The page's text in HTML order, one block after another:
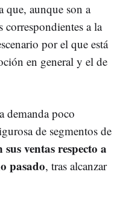
que, aunque son a
correspondientes a la
por el que está
en general y el de
demanda poco
de segmentos de
ventas respecto a
pasado, tras alcanzar